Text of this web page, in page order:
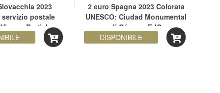
2023
servizio postale
Bratislava
2 euro Spagna 2023 Colorata
UNESCO: Ciudad Monumental
di Cáceres FdC
DISPONIBILE